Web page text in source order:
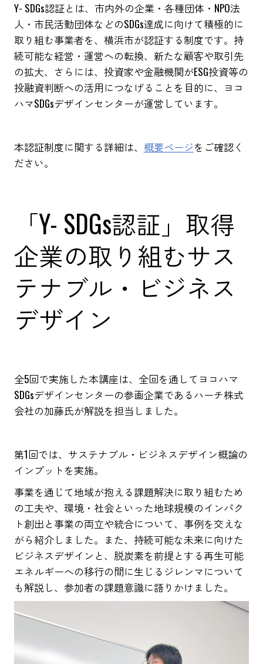
Y- SDGs認証とは、市内外の企業・各種団体・NPO法
人・市民活動団体などのSDGs達成に向けて積極的に
取り組む事業者を、横浜市が認証する制度です。持
続可能な経営・運営への転換、新たな顧客や取引先
の拡大、さらには、投資家や金融機関がESG投資等の
投融資判断への活用につなげることを目的に、ヨコ
ハマSDGsデザインセンターが運営しています。
本認証制度に関する詳細は、 概要ページをご確認く
ださい。
「Y- SDGs認証」取得
企業の取り組むサス
テナブル・ビジネス
デザイン
全5回で実施した本講座は、全回を通してヨコハマ
SDGsデザインセンターの参画企業であるハーチ株式
会社の加藤氏が解説を担当しました。
第1回では、サステナブル・ビジネスデザイン概論の
インプットを実施。
事業を通じて地域が抱える課題解決に取り組むため
の工夫や、環境・社会といった地球規模のインパク
ト創出と事業の両立や統合について、事例を交えな
がら紹介しました。また、持続可能な未来に向けた
ビジネスデザインと、脱炭素を前提とする再生可能
エネルギーへの移行の間に生じるジレンマについて
も解説し、参加者の課題意識に語りかけました。